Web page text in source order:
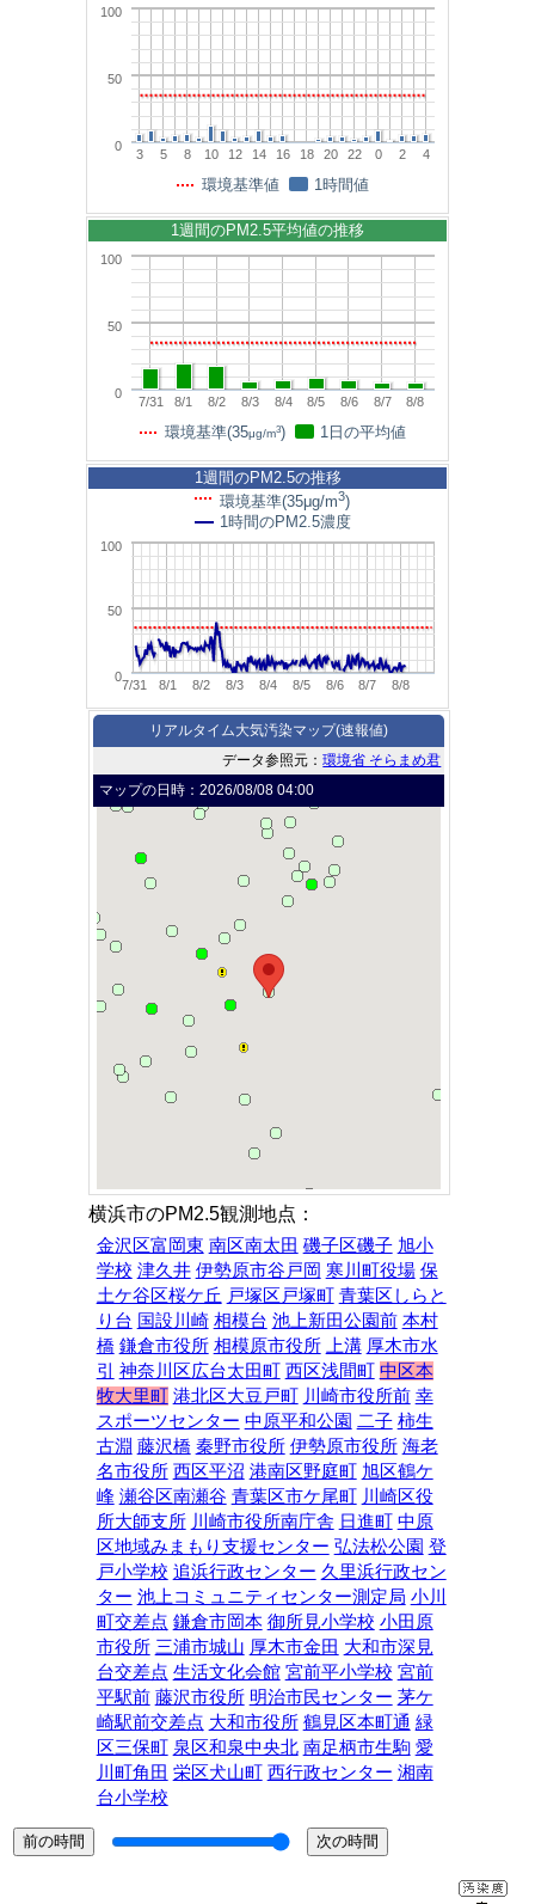
3 5 8 10 12 14 16 18 20 22 0 2 4
0
50
100
環境基準値 1時間値
7/31 8/1 8/2 8/3 8/4 8/5 8/6 8/7 8/8
0
50
100
1週間のPM2.5平均値の推移
環境基準(35μg/m3) 1日の平均値
7/31 8/1 8/2 8/3 8/4 8/5 8/6 8/7 8/8
0
50
100
1週間のPM2.5の推移
環境基準(35μg/m3)
1時間のPM2.5濃度
リアルタイム大気汚染マップ(速報値)
データ参照元：環境省 そらまめ君
マップの日時：2026/08/08 04:00
横浜市のPM2.5観測地点：
金沢区富岡東 南区南太田 磯子区磯子 旭小
学校 津久井 伊勢原市谷戸岡 寒川町役場 保
土ケ谷区桜ケ丘 戸塚区戸塚町 青葉区しらと
り台 国設川崎 相模台 池上新田公園前 本村
橋 鎌倉市役所 相模原市役所 上溝 厚木市水
引
神奈川区広台太田町 西区浅間町 中区本
牧大里町 港北区大豆戸町 川崎市役所前 幸
スポーツセンター 中原平和公園 二子 柿生
古淵 藤沢橋 秦野市役所 伊勢原市役所 海老
名市役所 西区平沼 港南区野庭町 旭区鶴ケ
峰 瀬谷区南瀬谷 青葉区市ケ尾町 川崎区役
所大師支所 川崎市役所南庁舎 日進町 中原
区地域みまもり支援センター 弘法松公園 登
戸小学校 追浜行政センター 久里浜行政セン
ター 池上コミュニティセンター測定局 小川
町交差点 鎌倉市岡本 御所見小学校 小田原
市役所 三浦市城山 厚木市金田 大和市深見
台交差点 生活文化会館 宮前平小学校 宮前
平駅前 藤沢市役所 明治市民センター 茅ケ
崎駅前交差点 大和市役所 鶴見区本町通 緑
区三保町 泉区和泉中央北 南足柄市生駒 愛
川町角田 栄区犬山町 西行政センター 湘南
台小学校